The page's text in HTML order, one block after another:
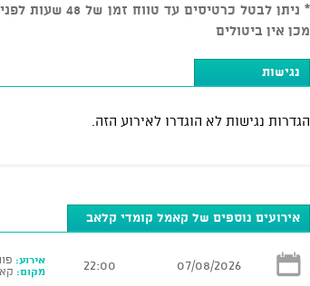
מכן אין ביטולים
נגישות
הגדרות נגישות לא הוגדרו לאירוע הזה.
אירועים נוספים של קאמל קומדי קלאב
07/08/2026
22:00 אירוע:
מקום: